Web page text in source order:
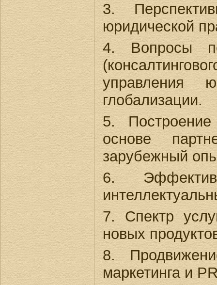
3.
юридической
4. Вопросы
управления
глобализации.
5.
основе
зарубежный
6.
7. Спектр
новых
8.
маркетинга и